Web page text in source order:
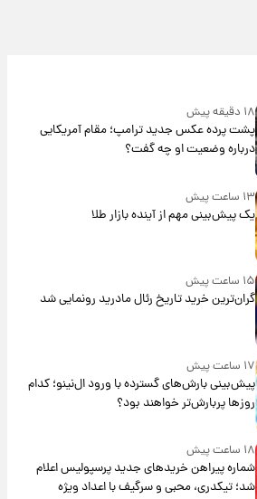
۱۸ دقیقه پیش
پشت پرده عکس جدید ترامپ؛ مقام آمریکایی
درباره وضعیت او چه گفت؟
۱۳ ساعت پیش
یک پیش‌بینی مهم از آینده بازار طلا
۱۵ ساعت پیش
گران‌ترین خرید تاریخ رئال مادرید رونمایی شد
۱۷ ساعت پیش
پیش‌بینی بارش‌های گسترده با ورود ال‌نینو؛ کدام
روزها پربارش‌تر خواهند بود؟
۱۸ ساعت پیش
شماره پیراهن خریدهای جدید پرسپولیس اعلام
شد؛ تیکدری، محبی و سرگیف با اعداد ویژه